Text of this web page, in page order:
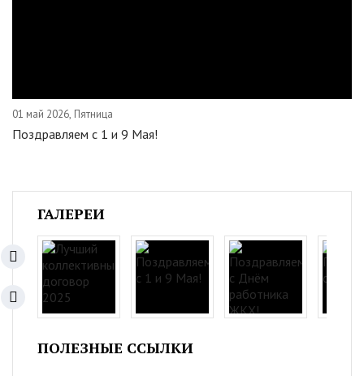
01 май 2026, Пятница
Поздравляем c 1 и 9 Мая!
ГАЛЕРЕИ
ПОЛЕЗНЫЕ ССЫЛКИ